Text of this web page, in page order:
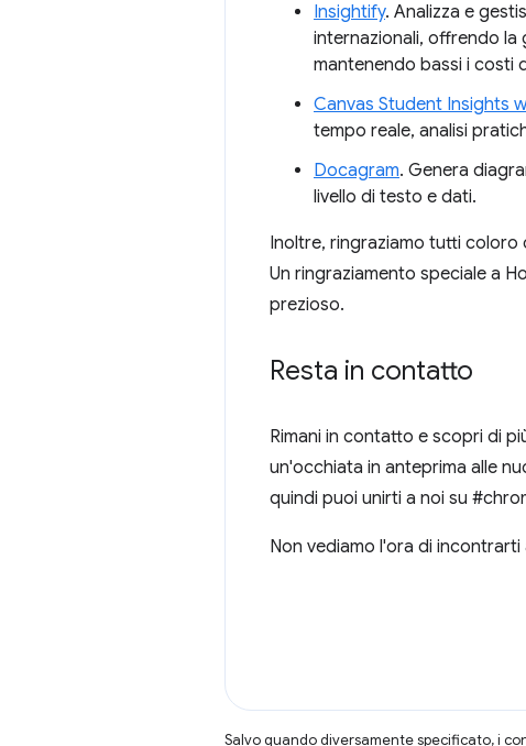
Insightify. Analizza e
internazionali, offrendo la
mantenendo bassi i costi
Canvas Student Insights
tempo reale, analisi
Docagram. Genera
livello di testo e dati.
Inoltre, ringraziamo tutti coloro
Un ringraziamento speciale a
prezioso.
Resta in contatto
Rimani in contatto e scopri di
un'occhiata in anteprima alle
quindi puoi unirti a noi su
Non vediamo l'ora di
Salvo quando diversamente specificato, i